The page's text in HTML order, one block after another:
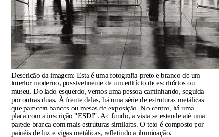
Descrição da imagem: Esta é uma fotografia preto e branco de um
interior moderno, possivelmente de um edifício de escritórios ou
museu. Do lado esquerdo, vemos uma pessoa caminhando, seguida
por outras duas. À frente delas, há uma série de estruturas metálicas
que parecem bancos ou mesas de exposição. No centro, há uma
placa com a inscrição "ESDI". Ao fundo, a vista se estende até uma
parede branca com mais estruturas similares. O teto é composto por
painéis de luz e vigas metálicas, refletindo a iluminação.